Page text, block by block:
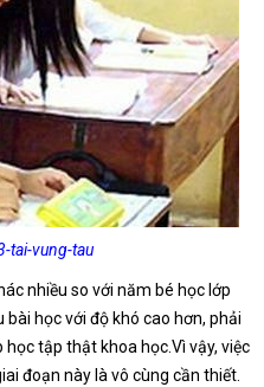
tai-vung-tau
nhiều so với năm bé học lớp
bài học với độ khó cao hơn, phải
tập thật khoa học.Vì vậy, việc
đoạn này là vô cùng cần thiết.